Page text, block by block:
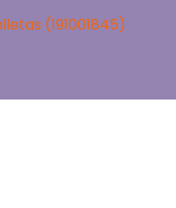
(191001845)